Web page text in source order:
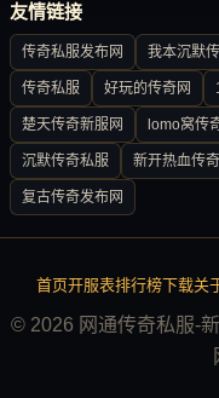
友情链接
传奇私服发布网 我本沉默
传奇私服 好玩的传奇网
楚天传奇新服网 lomo窝传
沉默传奇私服 新开热血传奇
复古传奇发布网
首页开服表排行榜下载关
© 2026 网通传奇私服-